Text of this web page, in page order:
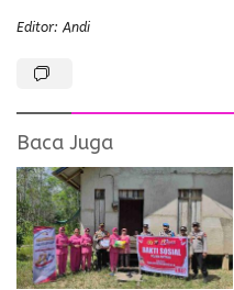
Editor: Andi
Baca Juga